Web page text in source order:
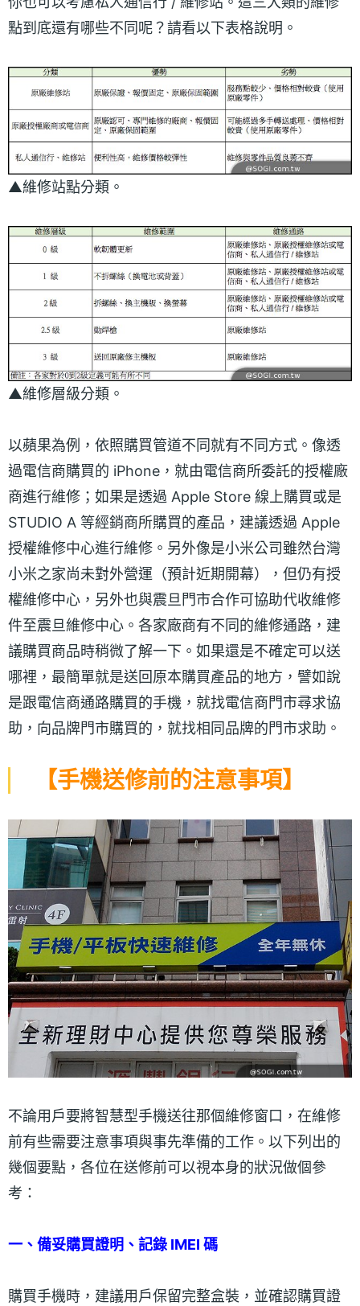
點到底還有哪些不同呢？請看以下表格說明。
▲維修站點分類。
▲維修層級分類。
以蘋果為例，依照購買管道不同就有不同方式。像透
過電信商購買的 iPhone，就由電信商所委託的授權廠
商進行維修；如果是透過 Apple Store 線上購買或是
STUDIO A 等經銷商所購買的產品，建議透過 Apple
授權維修中心進行維修。另外像是小米公司雖然台灣
小米之家尚未對外營運（預計近期開幕），但仍有授
權維修中心，另外也與震旦門市合作可協助代收維修
件至震旦維修中心。各家廠商有不同的維修通路，建
議購買商品時稍微了解一下。如果還是不確定可以送
哪裡，最簡單就是送回原本購買產品的地方，譬如說
是跟電信商通路購買的手機，就找電信商門市尋求協
助，向品牌門市購買的，就找相同品牌的門市求助。
【手機送修前的注意事項】
不論用戶要將智慧型手機送往那個維修窗口，在維修
前有些需要注意事項與事先準備的工作。以下列出的
幾個要點，各位在送修前可以視本身的狀況做個參
考：
一、備妥購買證明、記錄 IMEI 碼
購買手機時，建議用戶保留完整盒裝，並確認購買證